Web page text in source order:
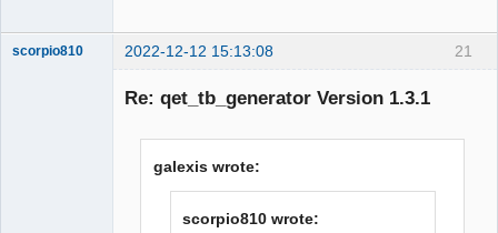
21
scorpio810 2022-12-12 15:13:08
Re: qet_tb_generator Version 1.3.1
galexis wrote:
scorpio810 wrote: